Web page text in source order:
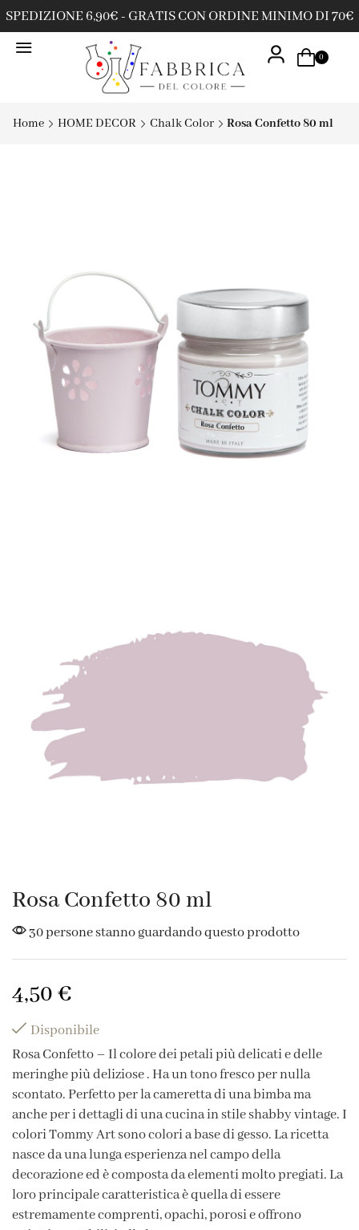
SPEDIZIONE 6,90€ - GRATIS CON ORDINE MINIMO DI 70€
0
Home HOME DECOR Chalk Color Rosa Confetto 80 ml
Rosa Confetto 80 ml
30 persone stanno guardando questo prodotto
4,50 €
Disponibile
Rosa Confetto – Il colore dei petali più delicati e delle
meringhe più deliziose . Ha un tono fresco per nulla
scontato. Perfetto per la cameretta di una bimba ma
anche per i dettagli di una cucina in stile shabby vintage. I
colori Tommy Art sono colori a base di gesso. La ricetta
nasce da una lunga esperienza nel campo della
decorazione ed è composta da elementi molto pregiati. La
loro principale caratteristica è quella di essere
estremamente comprenti, opachi, porosi e offrono